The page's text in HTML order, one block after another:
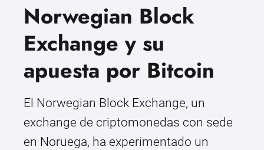
Norwegian Block
Exchange y su
apuesta por Bitcoin
El Norwegian Block Exchange, un
exchange de criptomonedas con sede
en Noruega, ha experimentado un